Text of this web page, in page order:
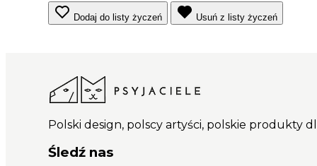
Dodaj do listy życzeń Usuń z listy życzeń
Polski design, polscy artyści, polskie produkty
Śledź nas